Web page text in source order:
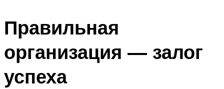
Правильная
организация — залог
успеха